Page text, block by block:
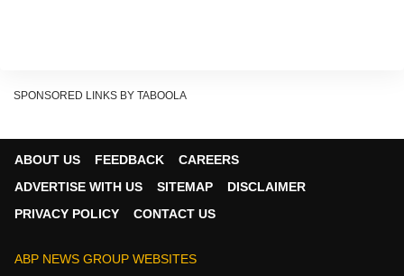
SPONSORED LINKS BY TABOOLA
ABOUT US FEEDBACK
CAREERS
ADVERTISE WITH US
SITEMAP
DISCLAIMER
PRIVACY POLICY
CONTACT US
ABP NEWS GROUP WEBSITES